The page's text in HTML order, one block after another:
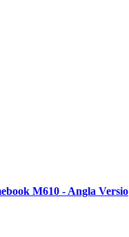
M610 - Angla Versio